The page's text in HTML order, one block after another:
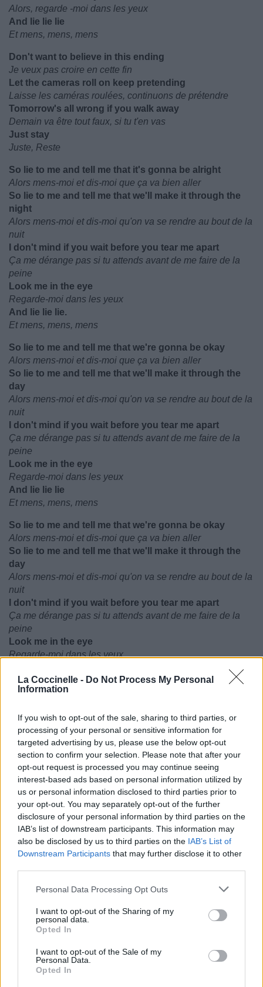
La Coccinelle - Do Not Process My Personal
Information
If you wish to opt-out of the sale, sharing to third parties, or
processing of your personal or sensitive information for
targeted advertising by us, please use the below opt-out
section to confirm your selection. Please note that after your
opt-out request is processed you may continue seeing
interest-based ads based on personal information utilized by
us or personal information disclosed to third parties prior to
your opt-out. You may separately opt-out of the further
disclosure of your personal information by third parties on the
IAB’s list of downstream participants. This information may
also be disclosed by us to third parties on the IAB’s List of
Downstream Participants that may further disclose it to other
Personal Data Processing Opt Outs
I want to opt-out of the Sharing of my
personal data.
Opted In
I want to opt-out of the Sale of my
Personal Data.
Opted In
Alors, regarde -moi dans les yeux
And lie lie lie
Et mens, mens, mens
Don't want to believe in this ending
Je veux pas croire en cette fin
Let the cameras roll on keep pretending
Laisse les caméras roulées, continuons de prétendre
Tomorrow's all wrong if you walk away
Demain va être tout faux, si tu t'en vas
Just stay
Juste, Reste
So lie to me and tell me that it's gonna be alright
Alors mens-moi et dis-moi que ça va bien aller
So lie to me and tell me that we'll make it through the
night
Alors mens-moi et dis-moi qu'on va se rendre au bout de la
nuit
I don't mind if you wait before you tear me apart
Ça me dérange pas si tu attends avant de me faire de la
peine
Look me in the eye
Regarde-moi dans les yeux
And lie lie lie.
Et mens, mens, mens
So lie to me and tell me that we're gonna be okay
Alors mens-moi et dis-moi que ça va bien aller
So lie to me and tell me that we'll make it through the
day
Alors mens-moi et dis-moi qu'on va se rendre au bout de la
nuit
I don't mind if you wait before you tear me apart
Ça me dérange pas si tu attends avant de me faire de la
peine
Look me in the eye
Regarde-moi dans les yeux
And lie lie lie
Et mens, mens, mens
So lie to me and tell me that we're gonna be okay
Alors mens-moi et dis-moi que ça va bien aller
So lie to me and tell me that we'll make it through the
day
Alors mens-moi et dis-moi qu'on va se rendre au bout de la
nuit
I don't mind if you wait before you tear me apart
Ça me dérange pas si tu attends avant de me faire de la
peine
Look me in the eye
Regarde-moi dans les yeux
Et mens, mens, mens
Publié parCatou121
Chanteurs :